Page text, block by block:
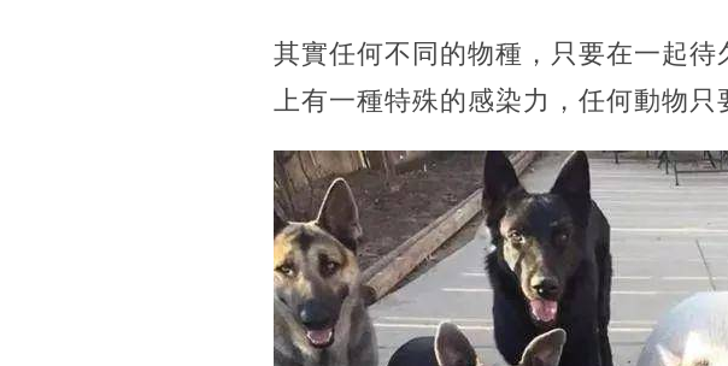
其實任何不同的物種，只要在一起
上有一種特殊的感染力，任何動物只